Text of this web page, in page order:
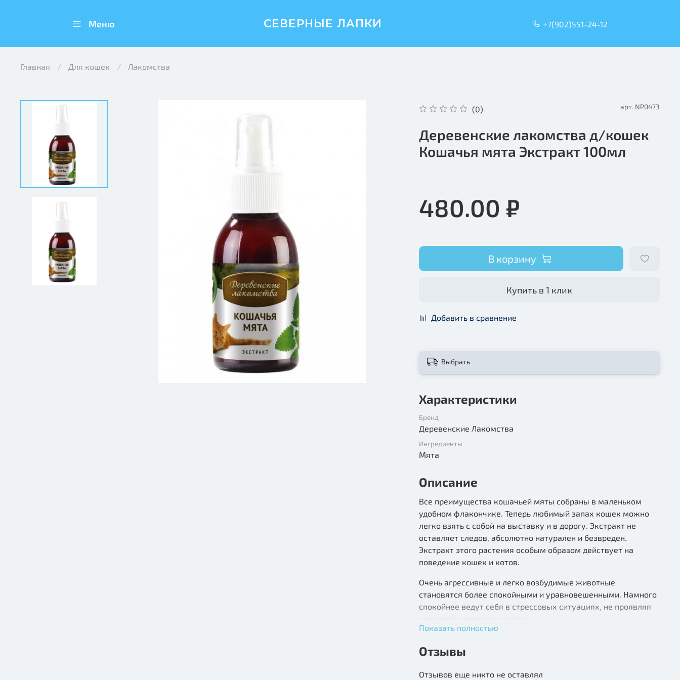
Меню СЕВЕРНЫЕ ЛАПКИ +7(902)551-24-12
Главная Для кошек Лакомства
(0) арт. NP0473
Деревенские лакомства д/кошек
Кошачья мята Экстракт 100мл
480.00 ₽
В корзину
Купить в 1 клик
Добавить в сравнение
Выбрать
Характеристики
Бренд
Деревенские Лакомства
Ингредиенты
Мята
Описание
Все преимущества кошачьей мяты собраны в маленьком
удобном флакончике. Теперь любимый запах кошек можно
легко взять с собой на выставку и в дорогу. Экстракт не
оставляет следов, абсолютно натурален и безвреден.
Экстракт этого растения особым образом действует на
поведение кошек и котов.
Очень агрессивные и легко возбудимые животные
становятся более спокойными и уравновешенными. Намного
спокойнее ведут себя в стрессовых ситуациях, не проявляя
подвижными, игривыми и более контактными со своими
кошачьей мяты или распылителя, содержащего натуральный
Показать полностью
Отзывы
Отзывов еще никто не оставлял